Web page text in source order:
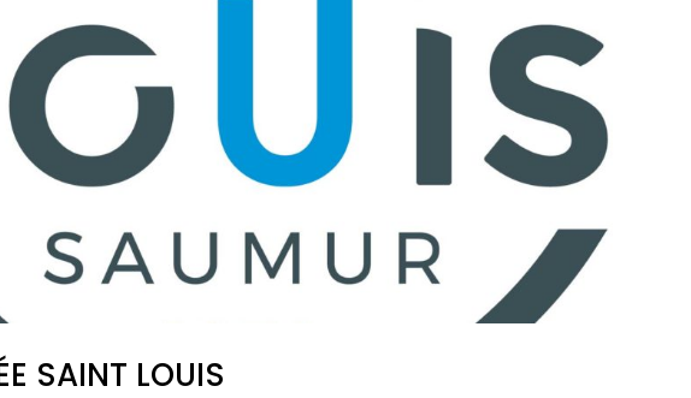
SAINT LOUIS